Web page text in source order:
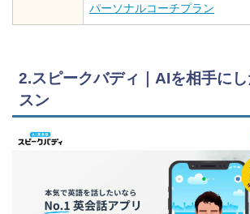
パーソナルコーチプラン
2.スピークバディ｜AIを相手に
スン